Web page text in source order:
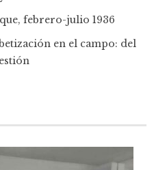
febrero-julio 1936
en el campo: del